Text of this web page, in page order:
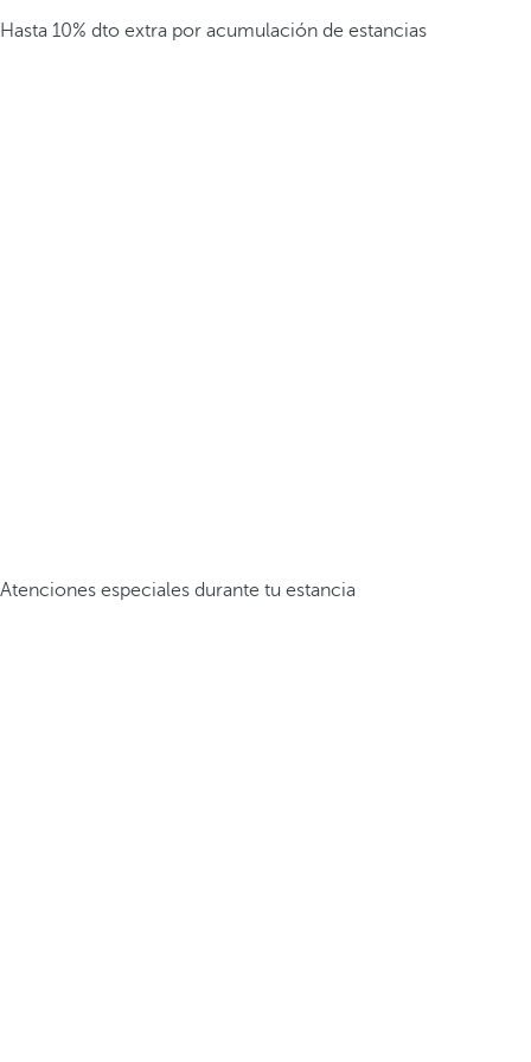
Hasta 10% dto extra por acumulación de estancias
Atenciones especiales durante tu estancia